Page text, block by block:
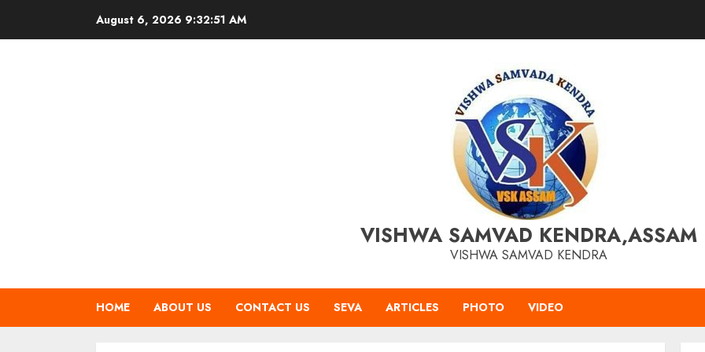
August 6, 2026 9:32:52 AM
VISHWA SAMVAD KENDRA,ASSAM
VISHWA SAMVAD KENDRA
HOME ABOUT US CONTACT US SEVA ARTICLES PHOTO VIDEO